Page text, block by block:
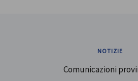
NOTIZIE
Comunicazioni